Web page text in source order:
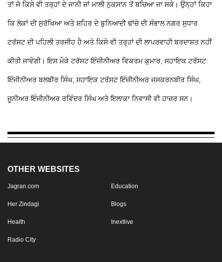
ਤਾਂ ਜੋ ਕਿਸੇ ਵੀ ਤਰ੍ਹਾਂ ਦੇ ਜਾਨੀ ਜਾਂ ਮਾਲੀ ਨੁਕਸਾਨ ਤੋਂ ਬਚਿਆ ਜਾ ਸਕੇ। ਉਨ੍ਹਾਂ ਕਿਹਾ
ਕਿ ਲੋਕਾਂ ਦੀ ਸੁਰੱਖਿਆ ਅਤੇ ਸ਼ਹਿਰ ਦੇ ਬੁਨਿਆਦੀ ਢਾਂਚੇ ਦੀ ਸੰਭਾਲ ਨਗਰ ਸੁਧਾਰ
ਟਰੱਸਟ ਦੀ ਪਹਿਲੀ ਤਰਜੀਹ ਹੈ ਅਤੇ ਕਿਸੇ ਵੀ ਤਰ੍ਹਾਂ ਦੀ ਲਾਪਰਵਾਹੀ ਬਰਦਾਸ਼ਤ ਨਹੀਂ
ਕੀਤੀ ਜਾਵੇਗੀ। ਇਸ ਮੌਕੇ ਟਰੱਸਟ ਇੰਜੀਨੀਅਰ ਵਿਕਰਮ ਕੁਮਾਰ, ਸਹਾਇਕ ਟਰੱਸਟ
ਇੰਜੀਨੀਅਰ ਬਲਬੀਰ ਸਿੰਘ, ਸਹਾਇਕ ਟਰੱਸਟ ਇੰਜੀਨੀਅਰ ਜਸਕਰਨਬੀਰ ਸਿੰਘ,
ਜੂਨੀਅਰ ਇੰਜੀਨੀਅਰ ਰਵਿੰਦਰ ਸਿੰਘ ਅਤੇ ਇਲਾਕਾ ਨਿਵਾਸੀ ਵੀ ਹਾਜ਼ਰ ਸਨ।
OTHER WEBSITES
Jagran.com Education
Her Zindagi Blogs
Health Inextlive
Radio City